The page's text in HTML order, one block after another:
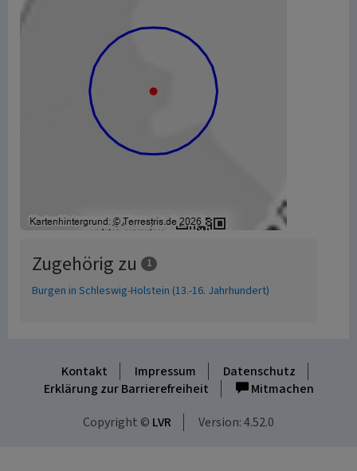
Zugehörig zu 1
Burgen in Schleswig-Holstein (13.-16. Jahrhundert)
Kontakt Impressum
Datenschutz
Erklärung zur Barrierefreiheit
Mitmachen
Copyright © LVR Version: 4.52.0